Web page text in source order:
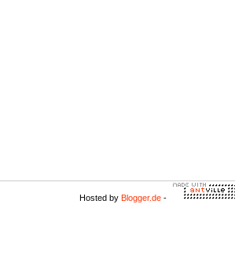
Hosted by Blogger.de -